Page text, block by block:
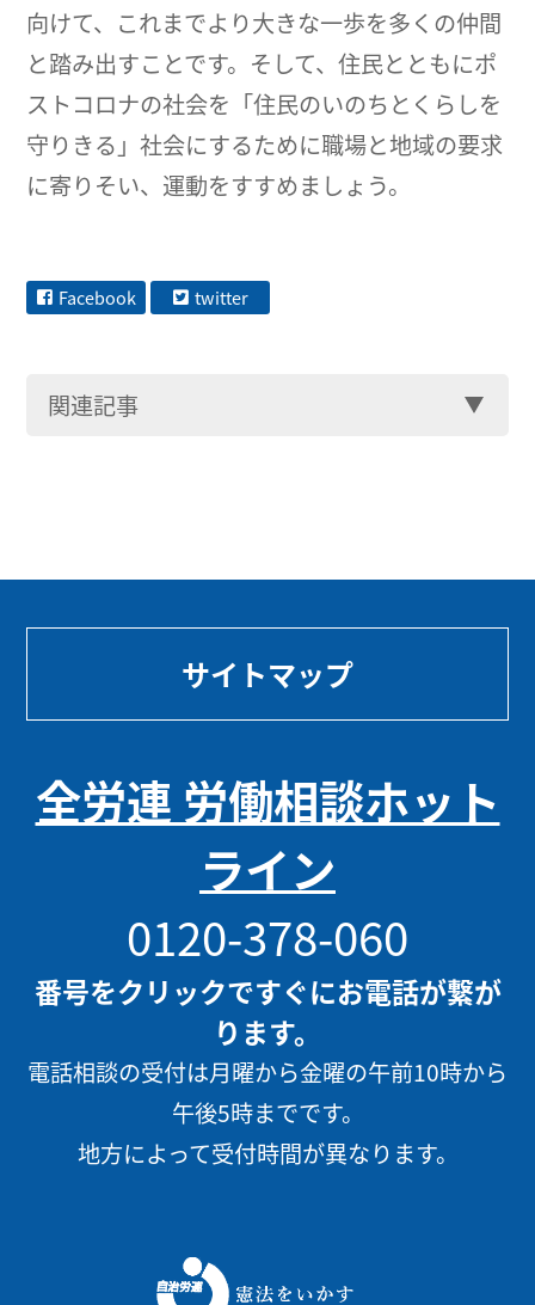
向けて、これまでより大きな一歩を多くの仲間
と踏み出すことです。そして、住民とともにポ
ストコロナの社会を「住民のいのちとくらしを
守りきる」社会にするために職場と地域の要求
に寄りそい、運動をすすめましょう。
Facebook twitter
関連記事
サイトマップ
全労連 労働相談ホット
ライン
0120-378-060
番号をクリックですぐにお電話が繋が
ります。
電話相談の受付は月曜から金曜の午前10時から
午後5時までです。
地方によって受付時間が異なります。